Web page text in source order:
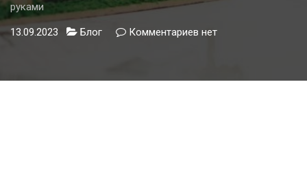
руками
13.09.2023 Блог Комментариев кнет